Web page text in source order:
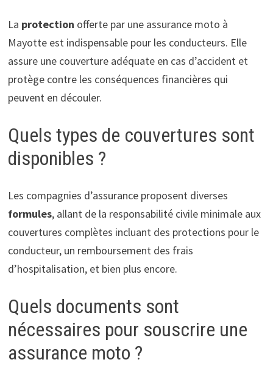
La protection offerte par une assurance moto à
Mayotte est indispensable pour les conducteurs. Elle
assure une couverture adéquate en cas d’accident et
protège contre les conséquences financières qui
peuvent en découler.
Quels types de couvertures sont
disponibles ?
Les compagnies d’assurance proposent diverses
formules, allant de la responsabilité civile minimale aux
couvertures complètes incluant des protections pour le
conducteur, un remboursement des frais
d’hospitalisation, et bien plus encore.
Quels documents sont
nécessaires pour souscrire une
assurance moto ?